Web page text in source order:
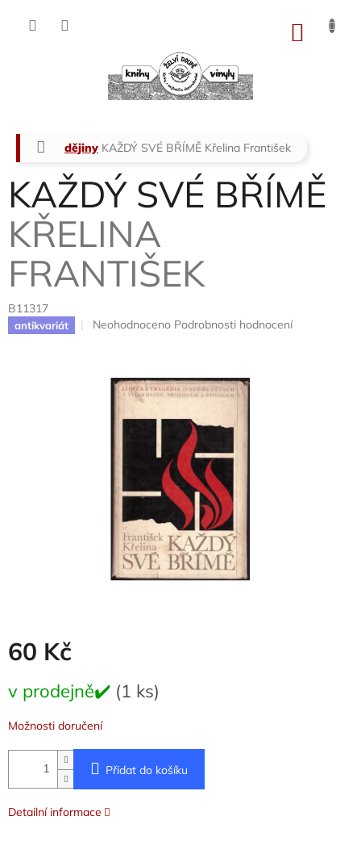
Domů
dějiny KAŽDÝ SVÉ BŘÍMĚ Křelina František
KAŽDÝ SVÉ BŘÍMĚ
KŘELINA
FRANTIŠEK
B11317
antikvariát
Průměrné
Neohodnoceno Podrobnosti hodnocení
60 Kč
cena:
v prodejně✔️ (1 ks)
Možnosti doručení
Přidat do košíku
Detailní informace